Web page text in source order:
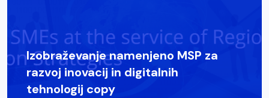
Izobraževanje namenjeno MSP za
razvoj inovacij in digitalnih
tehnologij copy